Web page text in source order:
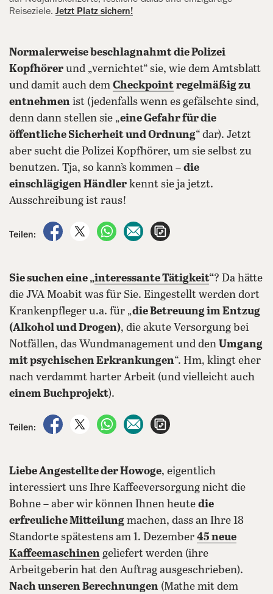
Reiseziele. Jetzt Platz sichern!
Normalerweise beschlagnahmt die Polizei
Kopfhörer und „vernichtet“ sie, wie dem Amtsblatt
und damit auch dem Checkpoint regelmäßig zu
entnehmen ist (jedenfalls wenn es gefälschte sind,
denn dann stellen sie „eine Gefahr für die
öffentliche Sicherheit und Ordnung“ dar). Jetzt
aber sucht die Polizei Kopfhörer, um sie selbst zu
benutzen. Tja, so kann’s kommen – die
einschlägigen Händler kennt sie ja jetzt.
Ausschreibung ist raus!
Teilen:
auf Facebook teilen
auf X teilenper WhatsApp teilen
per E-Mail teilen
Sie suchen eine „interessante Tätigkeit“? Da hätte
die JVA Moabit was für Sie. Eingestellt werden dort
Krankenpfleger u.a. für „die Betreuung im Entzug
(Alkohol und Drogen), die akute Versorgung bei
Notfällen, das Wundmanagement und den Umgang
mit psychischen Erkrankungen“. Hm, klingt eher
nach verdammt harter Arbeit (und vielleicht auch
einem Buchprojekt).
Teilen:
auf Facebook teilen
auf X teilenper WhatsApp teilen
per E-Mail teilen
Liebe Angestellte der Howoge, eigentlich
interessiert uns Ihre Kaffeeversorgung nicht die
Bohne – aber wir können Ihnen heute die
erfreuliche Mitteilung machen, dass an Ihre 18
Standorte spätestens am 1. Dezember 45 neue
Kaffeemaschinen geliefert werden (ihre
Arbeitgeberin hat den Auftrag ausgeschrieben).
Nach unseren Berechnungen (Mathe mit dem